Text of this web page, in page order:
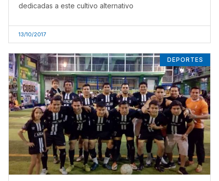
dedicadas a este cultivo alternativo
13/10/2017
DEPORTES